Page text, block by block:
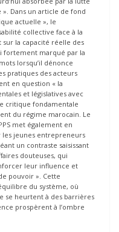
Dans un article de fond
actuelle », le
collective face à la
la capacité réelle des
fortement marqué par la
lorsqu’il dénonce
pratiques des acteurs
en question « la
et législatives avec
critique fondamentale
du régime marocain. Le
met également en
jeunes entrepreneurs
un contraste saisissant
douteuses, qui
leur influence et
pouvoir ». Cette
du système, où
se heurtent à des barrières
prospèrent à l’ombre